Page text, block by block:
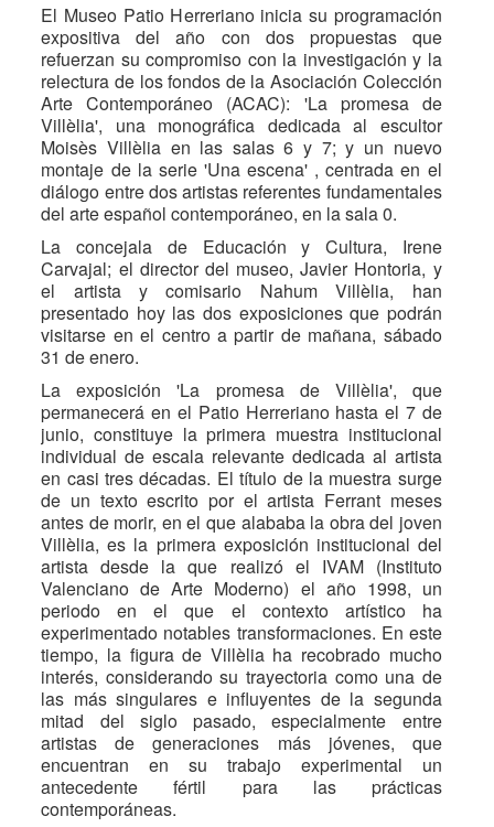
El Museo Patio Herreriano inicia su programación
expositiva del año con dos propuestas que
refuerzan su compromiso con la investigación y la
relectura de los fondos de la Asociación Colección
Arte Contemporáneo (ACAC): 'La promesa de
Villèlia', una monográfica dedicada al escultor
Moisès Villèlia en las salas 6 y 7; y un nuevo
montaje de la serie 'Una escena' , centrada en el
diálogo entre dos artistas referentes fundamentales
del arte español contemporáneo, en la sala 0.
La concejala de Educación y Cultura, Irene
Carvajal; el director del museo, Javier Hontoria, y
el artista y comisario Nahum Villèlia, han
presentado hoy las dos exposiciones que podrán
visitarse en el centro a partir de mañana, sábado
31 de enero.
La exposición 'La promesa de Villèlia', que
permanecerá en el Patio Herreriano hasta el 7 de
junio, constituye la primera muestra institucional
individual de escala relevante dedicada al artista
en casi tres décadas. El título de la muestra surge
de un texto escrito por el artista Ferrant meses
antes de morir, en el que alababa la obra del joven
Villèlia, es la primera exposición institucional del
artista desde la que realizó el IVAM (Instituto
Valenciano de Arte Moderno) el año 1998, un
periodo en el que el contexto artístico ha
experimentado notables transformaciones. En este
tiempo, la figura de Villèlia ha recobrado mucho
interés, considerando su trayectoria como una de
las más singulares e influyentes de la segunda
mitad del siglo pasado, especialmente entre
artistas de generaciones más jóvenes, que
encuentran en su trabajo experimental un
antecedente fértil para las prácticas
contemporáneas.